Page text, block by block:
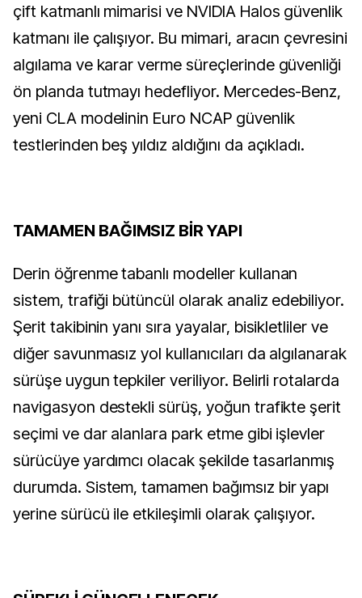
çift katmanlı mimarisi ve NVIDIA Halos güvenlik
katmanı ile çalışıyor. Bu mimari, aracın çevresini
algılama ve karar verme süreçlerinde güvenliği
ön planda tutmayı hedefliyor. Mercedes-Benz,
yeni CLA modelinin Euro NCAP güvenlik
testlerinden beş yıldız aldığını da açıkladı.
TAMAMEN BAĞIMSIZ BİR YAPI
Derin öğrenme tabanlı modeller kullanan
sistem, trafiği bütüncül olarak analiz edebiliyor.
Şerit takibinin yanı sıra yayalar, bisikletliler ve
diğer savunmasız yol kullanıcıları da algılanarak
sürüşe uygun tepkiler veriliyor. Belirli rotalarda
navigasyon destekli sürüş, yoğun trafikte şerit
seçimi ve dar alanlara park etme gibi işlevler
sürücüye yardımcı olacak şekilde tasarlanmış
durumda. Sistem, tamamen bağımsız bir yapı
yerine sürücü ile etkileşimli olarak çalışıyor.